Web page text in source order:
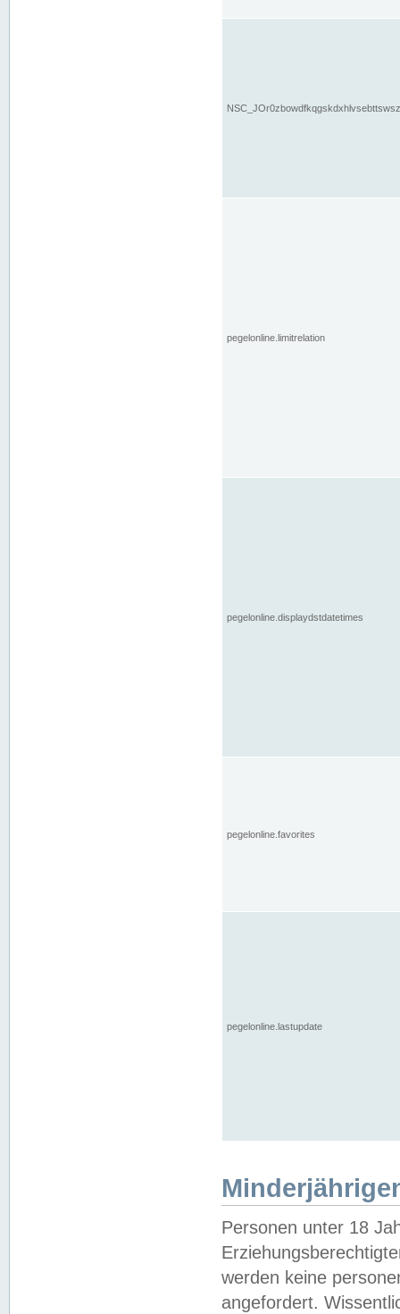
pegelonline.limitrelation
pegelonline.displaydstdatetimes
pegelonline.favorites
pegelonline.lastupdate
Personen unter 18
werden keine
angefordert.